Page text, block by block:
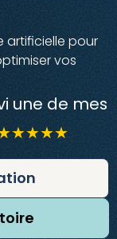
artificielle pour
vos
une de mes